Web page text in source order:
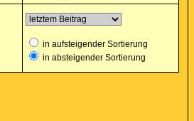
in aufsteigender Sortierung
in absteigender Sortierung